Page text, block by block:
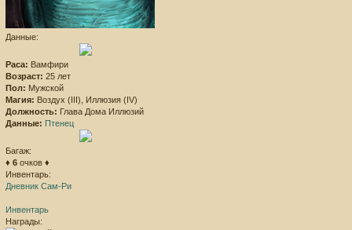
Данные:
Раса: Вамфири
Возраст: 25 лет
Пол: Мужской
Магия: Воздух (III), Иллюзия (IV)
Должность: Глава Дома Иллюзий
Данные: Птенец
Багаж:
♦ 6 очков ♦
Инвентарь:
Дневник Сам-Ри
Инвентарь
Награды: